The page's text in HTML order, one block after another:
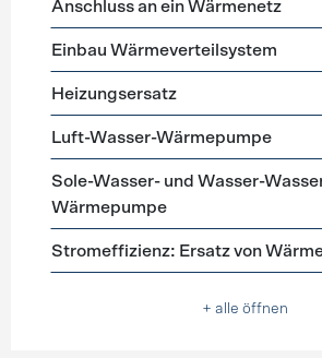
Anschluss an ein Wärmenetz
Einbau Wärmeverteilsystem
Heizungsersatz
Luft-Wasser-Wärmepumpe
Sole-Wasser- und Wasser-
Wärmepumpe
Stromeffizienz: Ersatz von
+ alle öffnen